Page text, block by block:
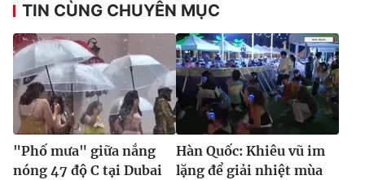
TIN CÙNG CHUYÊN MỤC
"Phố mưa" giữa nắng
nóng 47 độ C tại Dubai
Hàn Quốc: Khiêu vũ im
lặng để giải nhiệt mùa